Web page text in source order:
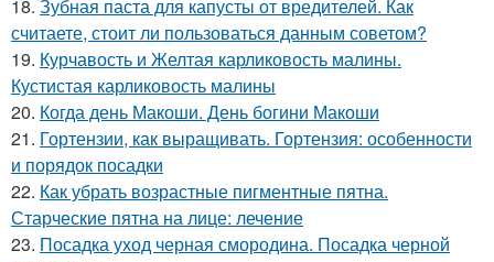
18. Зубная паста для капусты от вредителей. Как
считаете, стоит ли пользоваться данным советом?
19. Курчавость и Желтая карликовость малины.
Кустистая карликовость малины
20. Когда день Макоши. День богини Макоши
21. Гортензии, как выращивать. Гортензия: особенности
и порядок посадки
22. Как убрать возрастные пигментные пятна.
Старческие пятна на лице: лечение
23. Посадка уход черная смородина. Посадка черной